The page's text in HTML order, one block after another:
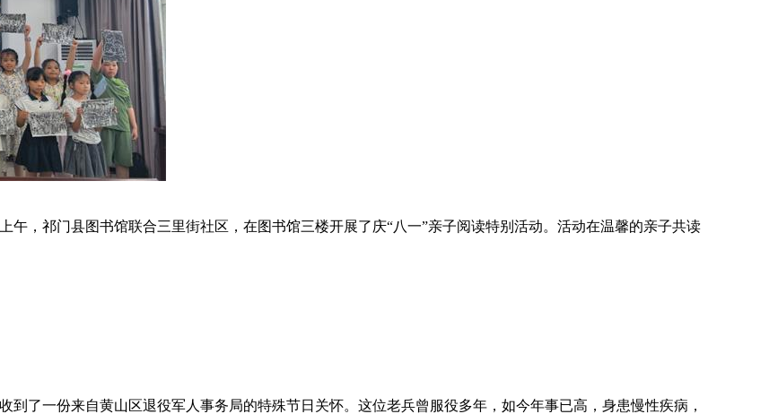
午，祁门县图书馆联合三里街社区，在图书馆三楼开展了庆“八一”亲子阅读特别活动。活动在温馨的亲子共读
到了一份来自黄山区退役军人事务局的特殊节日关怀。这位老兵曾服役多年，如今年事已高，身患慢性疾病，